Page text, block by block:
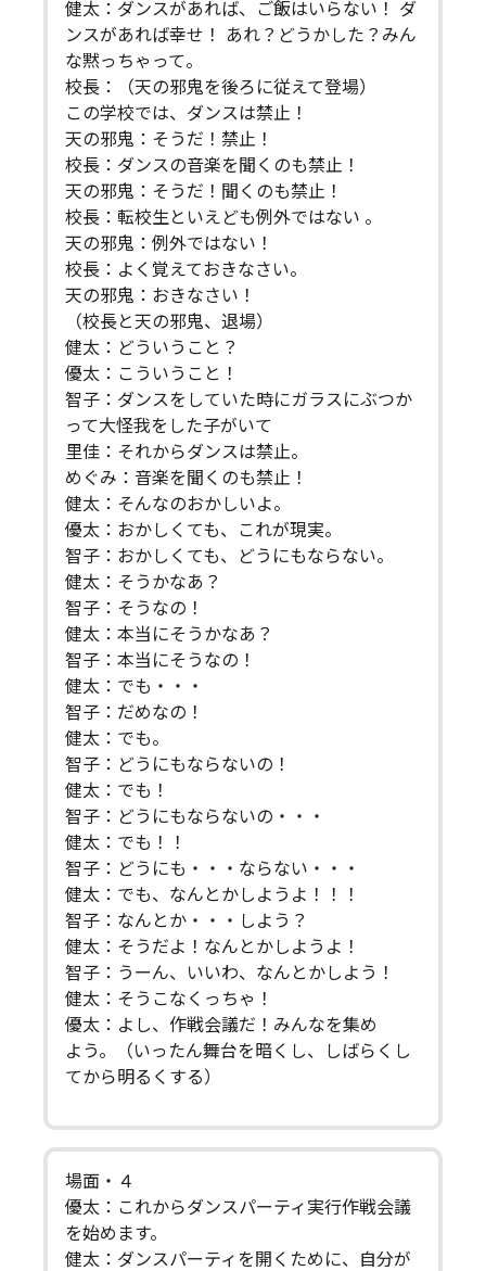
健太：ダンスがあれば、ご飯はいらない！ ダ
ンスがあれば幸せ！ あれ？どうかした？みん
な黙っちゃって。
校長：（天の邪鬼を後ろに従えて登場）
この学校では、ダンスは禁止！
天の邪鬼：そうだ！禁止！
校長：ダンスの音楽を聞くのも禁止！
天の邪鬼：そうだ！聞くのも禁止！
校長：転校生といえども例外ではない 。
天の邪鬼：例外ではない！
校長：よく覚えておきなさい。
天の邪鬼：おきなさい！
（校長と天の邪鬼、退場）
健太：どういうこと？
優太：こういうこと！
智子：ダンスをしていた時にガラスにぶつか
って大怪我をした子がいて
里佳：それからダンスは禁止。
めぐみ：音楽を聞くのも禁止！
健太：そんなのおかしいよ。
優太：おかしくても、これが現実。
智子：おかしくても、どうにもならない。
健太：そうかなあ？
智子：そうなの！
健太：本当にそうかなあ？
智子：本当にそうなの！
健太：でも・・・
智子：だめなの！
健太：でも。
智子：どうにもならないの！
健太：でも！
智子：どうにもならないの・・・
健太：でも！！
智子：どうにも・・・ならない・・・
健太：でも、なんとかしようよ！！！
智子：なんとか・・・しよう？
健太：そうだよ！なんとかしようよ！
智子：うーん、いいわ、なんとかしよう！
健太：そうこなくっちゃ！
優太：よし、作戦会議だ！みんなを集め
よう。（いったん舞台を暗くし、しばらくし
てから明るくする）
場面・４
優太：これからダンスパーティ実行作戦会議
を始めます。
健太：ダンスパーティを開くために、自分が